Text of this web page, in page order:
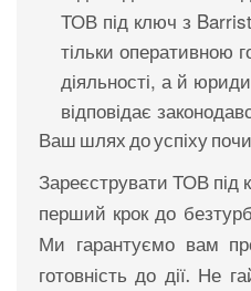
ТОВ під ключ з
тільки оперативною
діяльності, а й
відповідає
Ваш шлях до успіху
Зареєструвати ТОВ
перший крок до
Ми гарантуємо вам
готовність до дії. Не